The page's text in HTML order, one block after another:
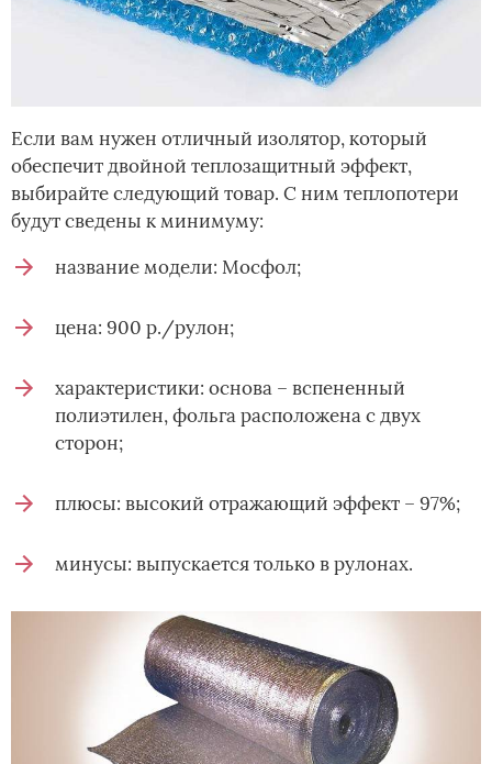
Если вам нужен отличный изолятор, который
обеспечит двойной теплозащитный эффект,
выбирайте следующий товар. С ним теплопотери
будут сведены к минимуму:
название модели: Мосфол;
цена: 900 р./рулон;
характеристики: основа – вспененный
полиэтилен, фольга расположена с двух
сторон;
плюсы: высокий отражающий эффект – 97%;
минусы: выпускается только в рулонах.